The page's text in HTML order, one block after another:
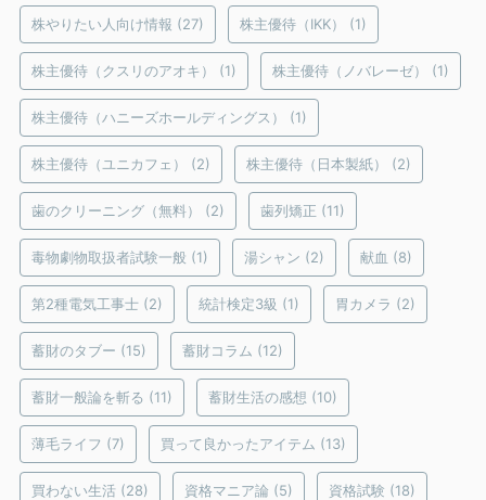
株やりたい人向け情報 (27) 株主優待（IKK） (1)
株主優待（クスリのアオキ） (1) 株主優待（ノバレーゼ） (1)
株主優待（ハニーズホールディングス） (1)
株主優待（ユニカフェ） (2) 株主優待（日本製紙） (2)
歯のクリーニング（無料） (2) 歯列矯正 (11)
毒物劇物取扱者試験一般 (1) 湯シャン (2) 献血 (8)
第2種電気工事士 (2) 統計検定3級 (1) 胃カメラ (2)
蓄財のタブー (15) 蓄財コラム (12)
蓄財一般論を斬る (11) 蓄財生活の感想 (10)
薄毛ライフ (7) 買って良かったアイテム (13)
買わない生活 (28) 資格マニア論 (5) 資格試験 (18)